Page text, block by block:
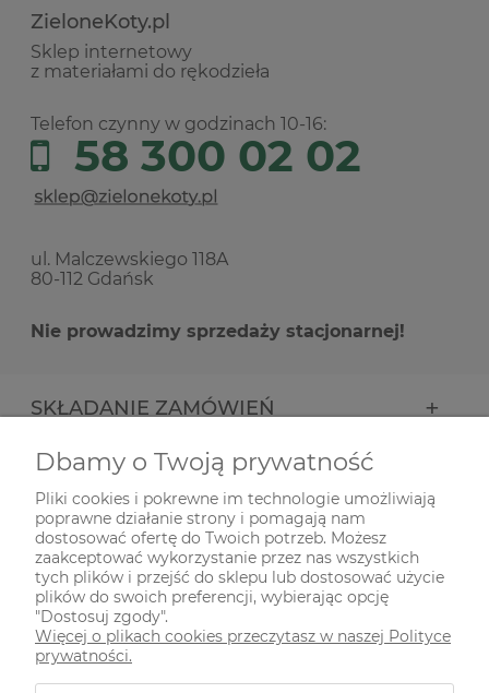
ZieloneKoty.pl
Sklep internetowy
z materiałami do rękodzieła
Telefon czynny w godzinach 10-16:
58 300 02 02
ul. Malczewskiego 118A
80-112 Gdańsk
Nie prowadzimy sprzedaży stacjonarnej!
SKŁADANIE ZAMÓWIEŃ
INFORMACJE
ODWIEDŹ NAS NA
Dbamy o Twoją prywatność
Pliki cookies i pokrewne im technologie umożliwiają
poprawne działanie strony i pomagają nam
dostosować ofertę do Twoich potrzeb. Możesz
zaakceptować wykorzystanie przez nas wszystkich
tych plików i przejść do sklepu lub dostosować użycie
plików do swoich preferencji, wybierając opcję
"Dostosuj zgody".
Więcej o plikach cookies przeczytasz w naszej Polityce
prywatności.